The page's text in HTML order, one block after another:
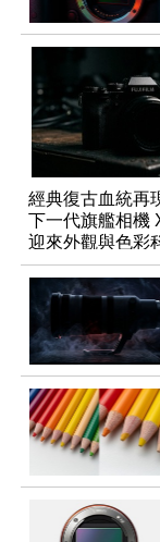
經典復古血統再
下一代旗艦相機
迎來外觀與色彩
優化